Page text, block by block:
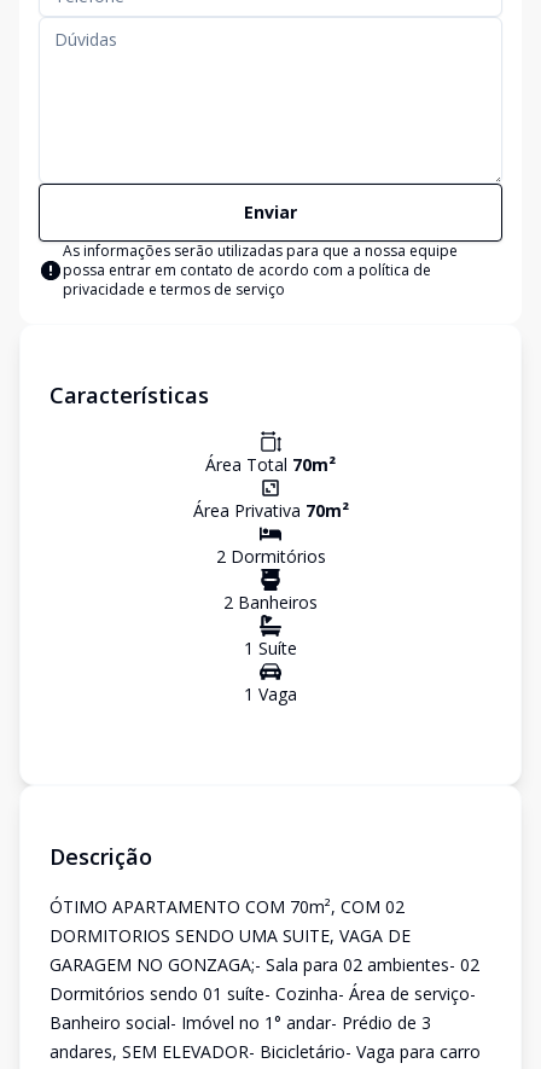
Enviar
As informações serão utilizadas para que a nossa equipe
possa entrar em contato de acordo com a política de
privacidade e termos de serviço
Características
Área Total 70m²
Área Privativa 70m²
2Dormitórios
2 Banheiros
1 Suíte
1 Vaga
Descrição
ÓTIMO APARTAMENTO COM 70m², COM 02
DORMITORIOS SENDO UMA SUITE, VAGA DE
GARAGEM NO GONZAGA;- Sala para 02 ambientes- 02
Dormitórios sendo 01 suíte- Cozinha- Área de serviço-
Banheiro social- Imóvel no 1° andar- Prédio de 3
andares, SEM ELEVADOR- Bicicletário- Vaga para carro